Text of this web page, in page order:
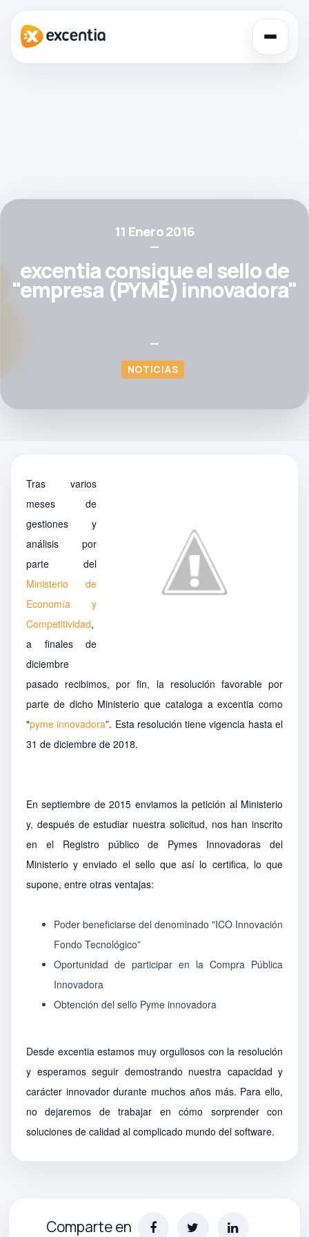
11 Enero 2016
—
excentia consigue el sello de
"empresa (PYME) innovadora"
—
NOTICIAS
Tras varios
meses de
gestiones y
análisis por
parte del
Ministerio de
Economía y
Competitividad,
a finales de
diciembre
pasado recibimos, por fin, la resolución favorable por
parte de dicho Ministerio que cataloga a excentia como
"pyme innovadora”. Esta resolución tiene vigencia hasta el
31 de diciembre de 2018.
En septiembre de 2015 enviamos la petición al Ministerio
y, después de estudiar nuestra solicitud, nos han inscrito
en el Registro público de Pymes Innovadoras del
Ministerio y enviado el sello que así lo certifica, lo que
supone, entre otras ventajas:
Poder beneficiarse del denominado "ICO Innovación
Fondo Tecnológico”
Oportunidad de participar en la Compra Pública
Innovadora
Obtención del sello Pyme innovadora
Desde excentia estamos muy orgullosos con la resolución
y esperamos seguir demostrando nuestra capacidad y
carácter innovador durante muchos años más. Para ello,
no dejaremos de trabajar en cómo sorprender con
soluciones de calidad al complicado mundo del software.
Comparte en